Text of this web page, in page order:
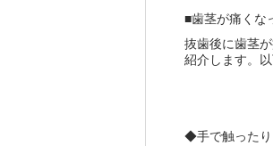
■歯茎が痛くな
抜歯後に歯茎
紹介します。以
◆手で触った